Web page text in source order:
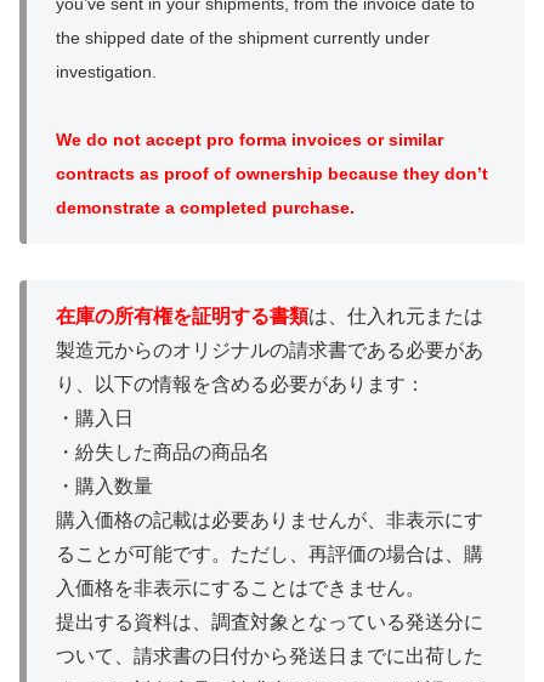
the shipped date of the shipment currently under
investigation.
We do not accept pro forma invoices or similar
contracts as proof of ownership because they don’t
demonstrate a completed purchase.
在庫の所有権を証明する書類は、仕入れ元または
製造元からのオリジナルの請求書である必要があ
り、以下の情報を含める必要があります：
・購入日
・紛失した商品の商品名
・購入数量
購入価格の記載は必要ありませんが、非表示にす
ることが可能です。ただし、再評価の場合は、購
入価格を非表示にすることはできません。
提出する資料は、調査対象となっている発送分に
ついて、請求書の日付から発送日までに出荷した